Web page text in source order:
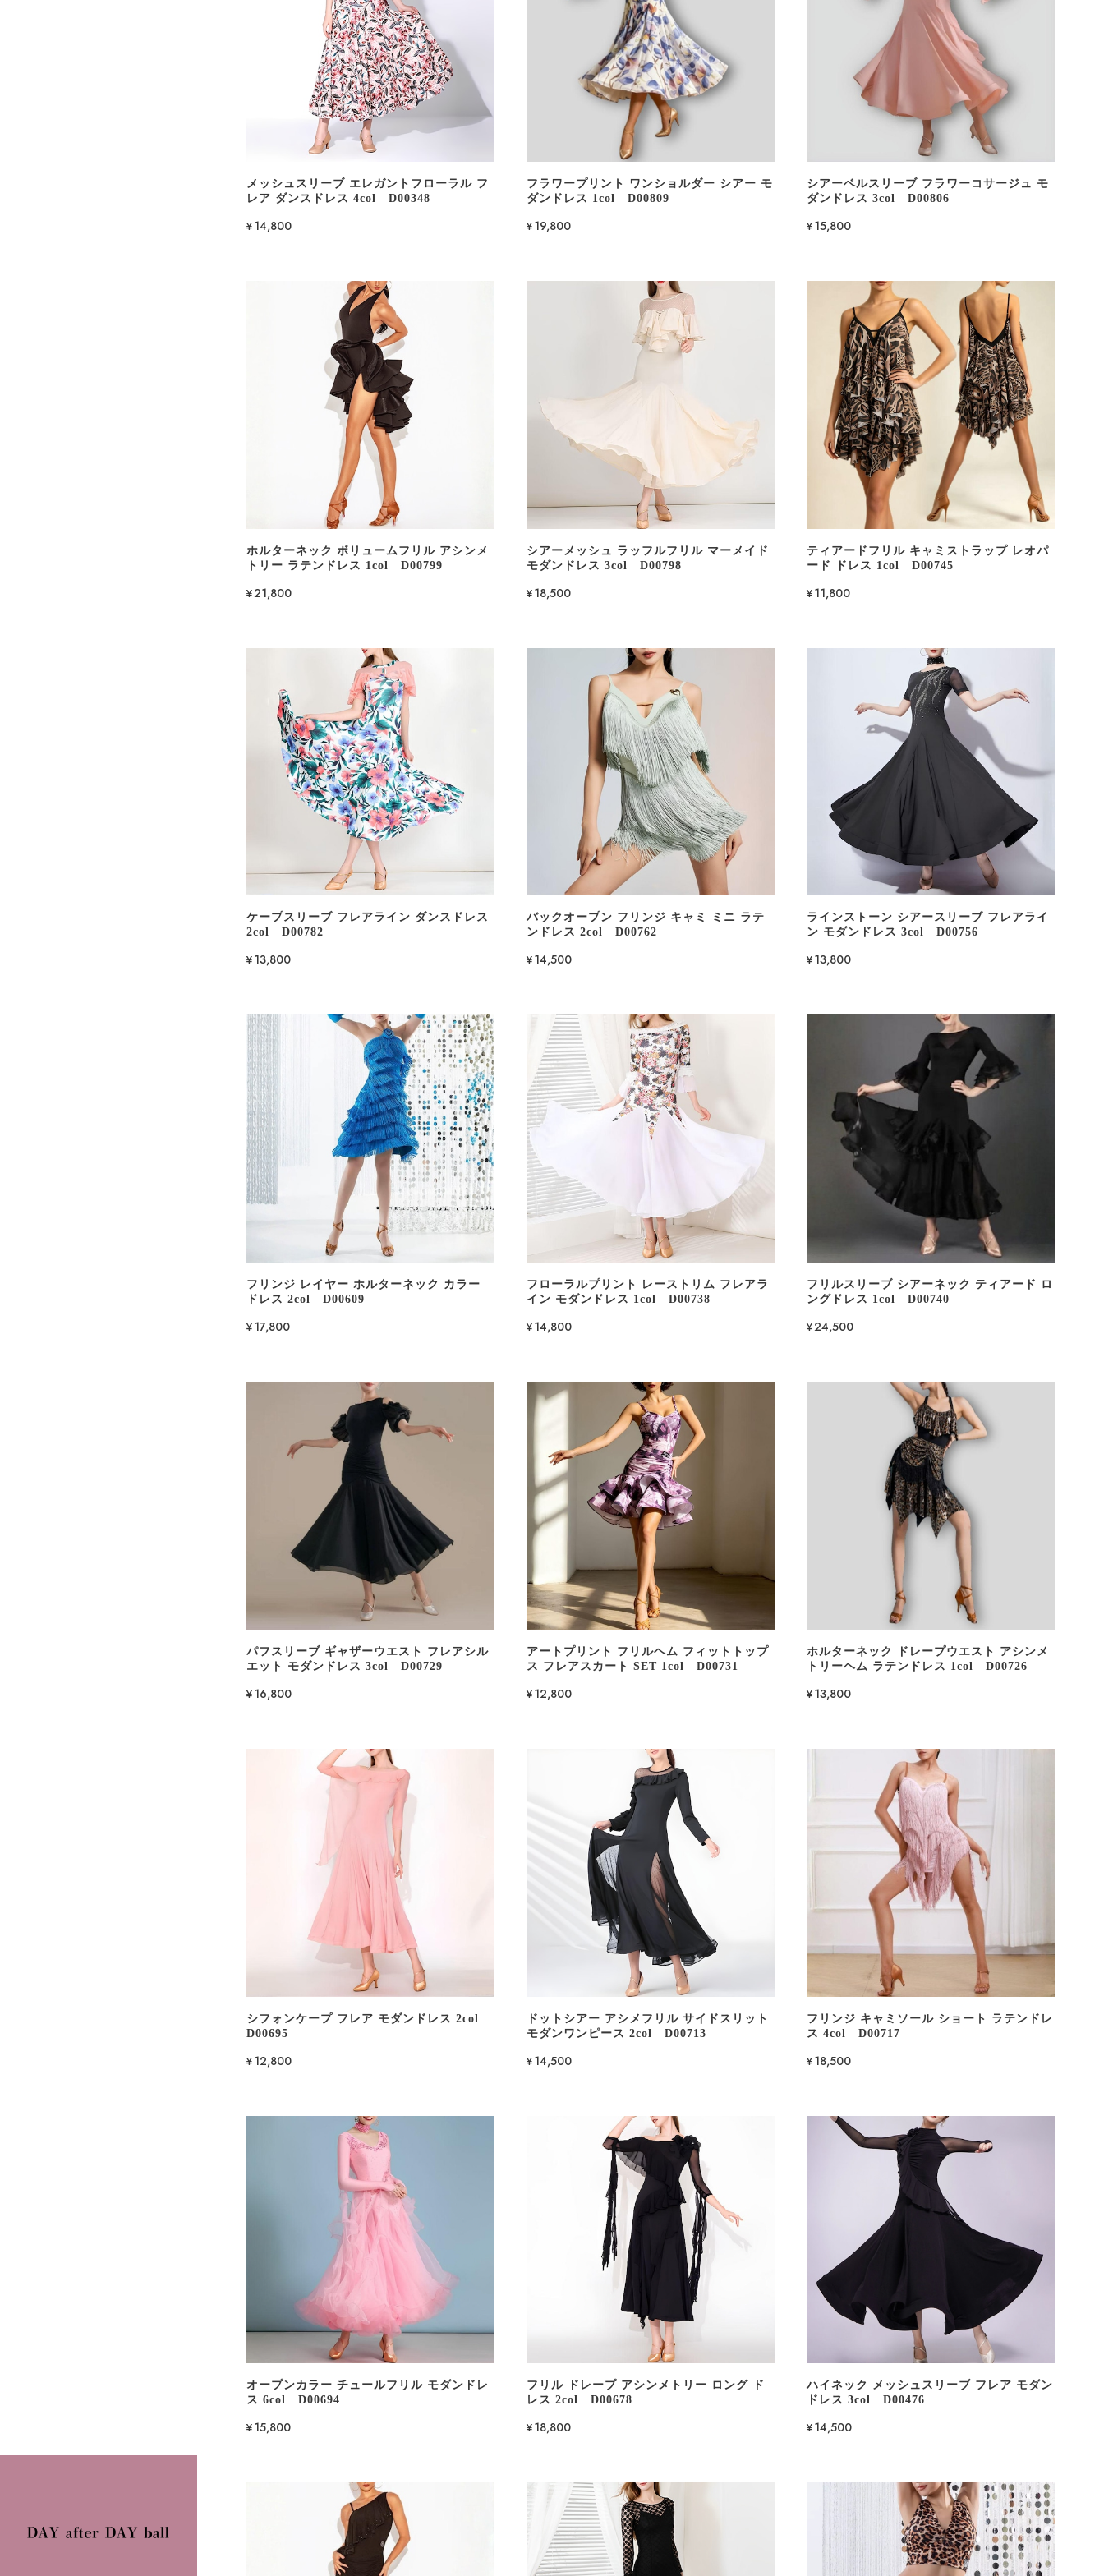
メッシュスリーブ エレガントフローラル フ
レア ダンスドレス 4col D00348
¥14,800
フラワープリント ワンショルダー シアー モ
ダンドレス 1col D00809
¥19,800
シアーベルスリーブ フラワーコサージュ モ
ダンドレス 3col D00806
¥15,800
ホルターネック ボリュームフリル アシンメ
トリー ラテンドレス 1col D00799
¥21,800
シアーメッシュ ラッフルフリル マーメイド
モダンドレス 3col D00798
¥18,500
ティアードフリル キャミストラップ レオパ
ード ドレス 1col D00745
¥11,800
ケープスリーブ フレアライン ダンスドレス
2col D00782
¥13,800
バックオープン フリンジ キャミ ミニ ラテ
ンドレス 2col D00762
¥14,500
ラインストーン シアースリーブ フレアライ
ン モダンドレス 3col D00756
¥13,800
フリンジ レイヤー ホルターネック カラー
ドレス 2col D00609
¥17,800
フローラルプリント レーストリム フレアラ
イン モダンドレス 1col D00738
¥14,800
フリルスリーブ シアーネック ティアード ロ
ングドレス 1col D00740
¥24,500
パフスリーブ ギャザーウエスト フレアシル
エット モダンドレス 3col D00729
¥16,800
アートプリント フリルヘム フィットトップ
ス フレアスカート SET 1col D00731
¥12,800
ホルターネック ドレープウエスト アシンメ
トリーヘム ラテンドレス 1col D00726
¥13,800
シフォンケープ フレア モダンドレス 2col
D00695
¥12,800
ドットシアー アシメフリル サイドスリット
モダンワンピース 2col D00713
¥14,500
フリンジ キャミソール ショート ラテンドレ
ス 4col D00717
¥18,500
オープンカラー チュールフリル モダンドレ
ス 6col D00694
¥15,800
フリル ドレープ アシンメトリー ロング ド
レス 2col D00678
¥18,800
ハイネック メッシュスリーブ フレア モダン
ドレス 3col D00476
¥14,500